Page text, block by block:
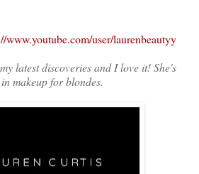
www.youtube.com/user/laurenbeautyy
latest discoveries and I love it! She's
makeup for blondes.